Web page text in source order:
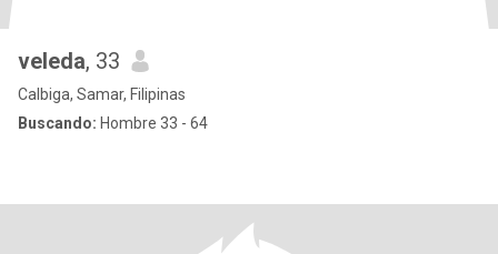
veleda, 33
Calbiga, Samar, Filipinas
Buscando: Hombre 33 - 64